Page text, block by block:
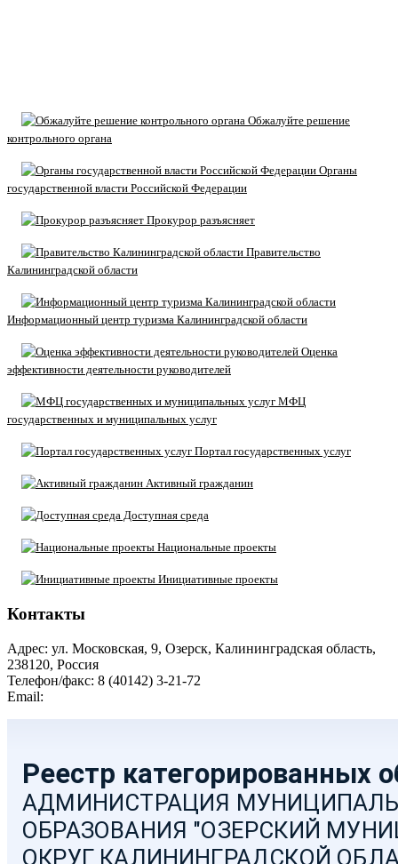
Обжалуйте решение
контрольного органа
Органы
государственной власти Российской Федерации
Прокурор разъясняет
Правительство
Калининградской области
Информационный центр туризма Калининградской области
Оценка
эффективности деятельности руководителей
МФЦ
государственных и муниципальных услуг
Портал государственных услуг
Активный гражданин
Доступная среда
Национальные проекты
Инициативные проекты
Контакты
Адрес: ул. Московская, 9, Озерск, Калининградская область,
238120, Россия
Телефон/факс: 8 (40142) 3-21-72
Email: